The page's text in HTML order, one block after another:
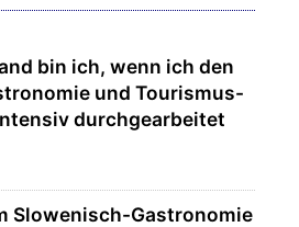
bin ich, wenn ich den
und Tourismus-
durchgearbeitet
Slowenisch-Gastronomie